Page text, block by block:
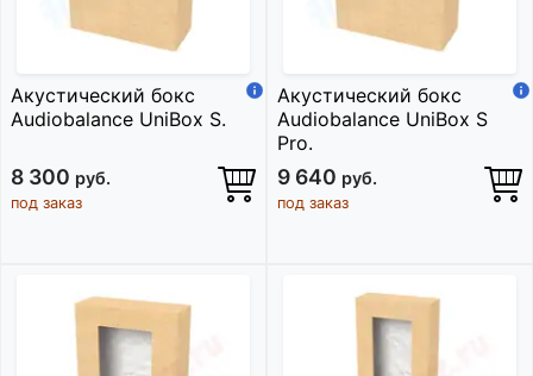
Акустический бокс
Audiobalance UniBox S.
8 300 руб.
под заказ
Акустический бокс
Audiobalance UniBox S
Pro.
9 640 руб.
под заказ